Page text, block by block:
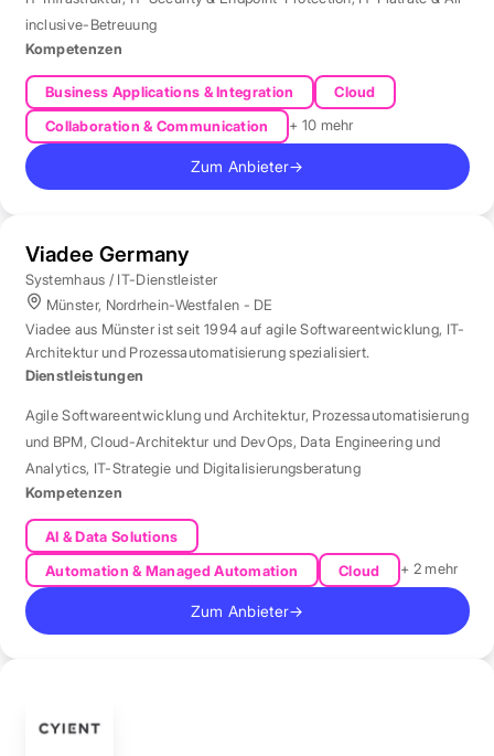
inclusive-Betreuung
Kompetenzen
Business Applications & Integration
Cloud
Collaboration & Communication
+ 10 mehr
Zum Anbieter→
Viadee Germany
Systemhaus / IT-Dienstleister
Münster, Nordrhein-Westfalen - DE
Viadee aus Münster ist seit 1994 auf agile Softwareentwicklung, IT-
Architektur und Prozessautomatisierung spezialisiert.
Dienstleistungen
Agile Softwareentwicklung und Architektur, Prozessautomatisierung
und BPM,Cloud-Architektur und DevOps, Data Engineering und
Analytics, IT-Strategie und Digitalisierungsberatung
Kompetenzen
AI & Data Solutions
Automation & Managed Automation
Cloud + 2 mehr
Zum Anbieter→